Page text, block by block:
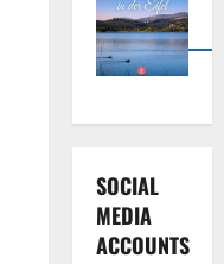
SOCIAL
MEDIA
ACCOUNTS